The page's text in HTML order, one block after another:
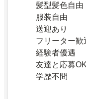
髪型髪色自由
服装自由
送迎あり
フリーター歓
経験者優遇
友達と応募OK
学歴不問